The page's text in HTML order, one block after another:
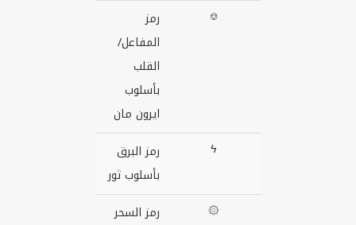
⎊
رمز
المفاعل/
القلب
بأسلوب
ايرون مان
ϟ
رمز البرق
بأسلوب ثور
۞
رمز السحر